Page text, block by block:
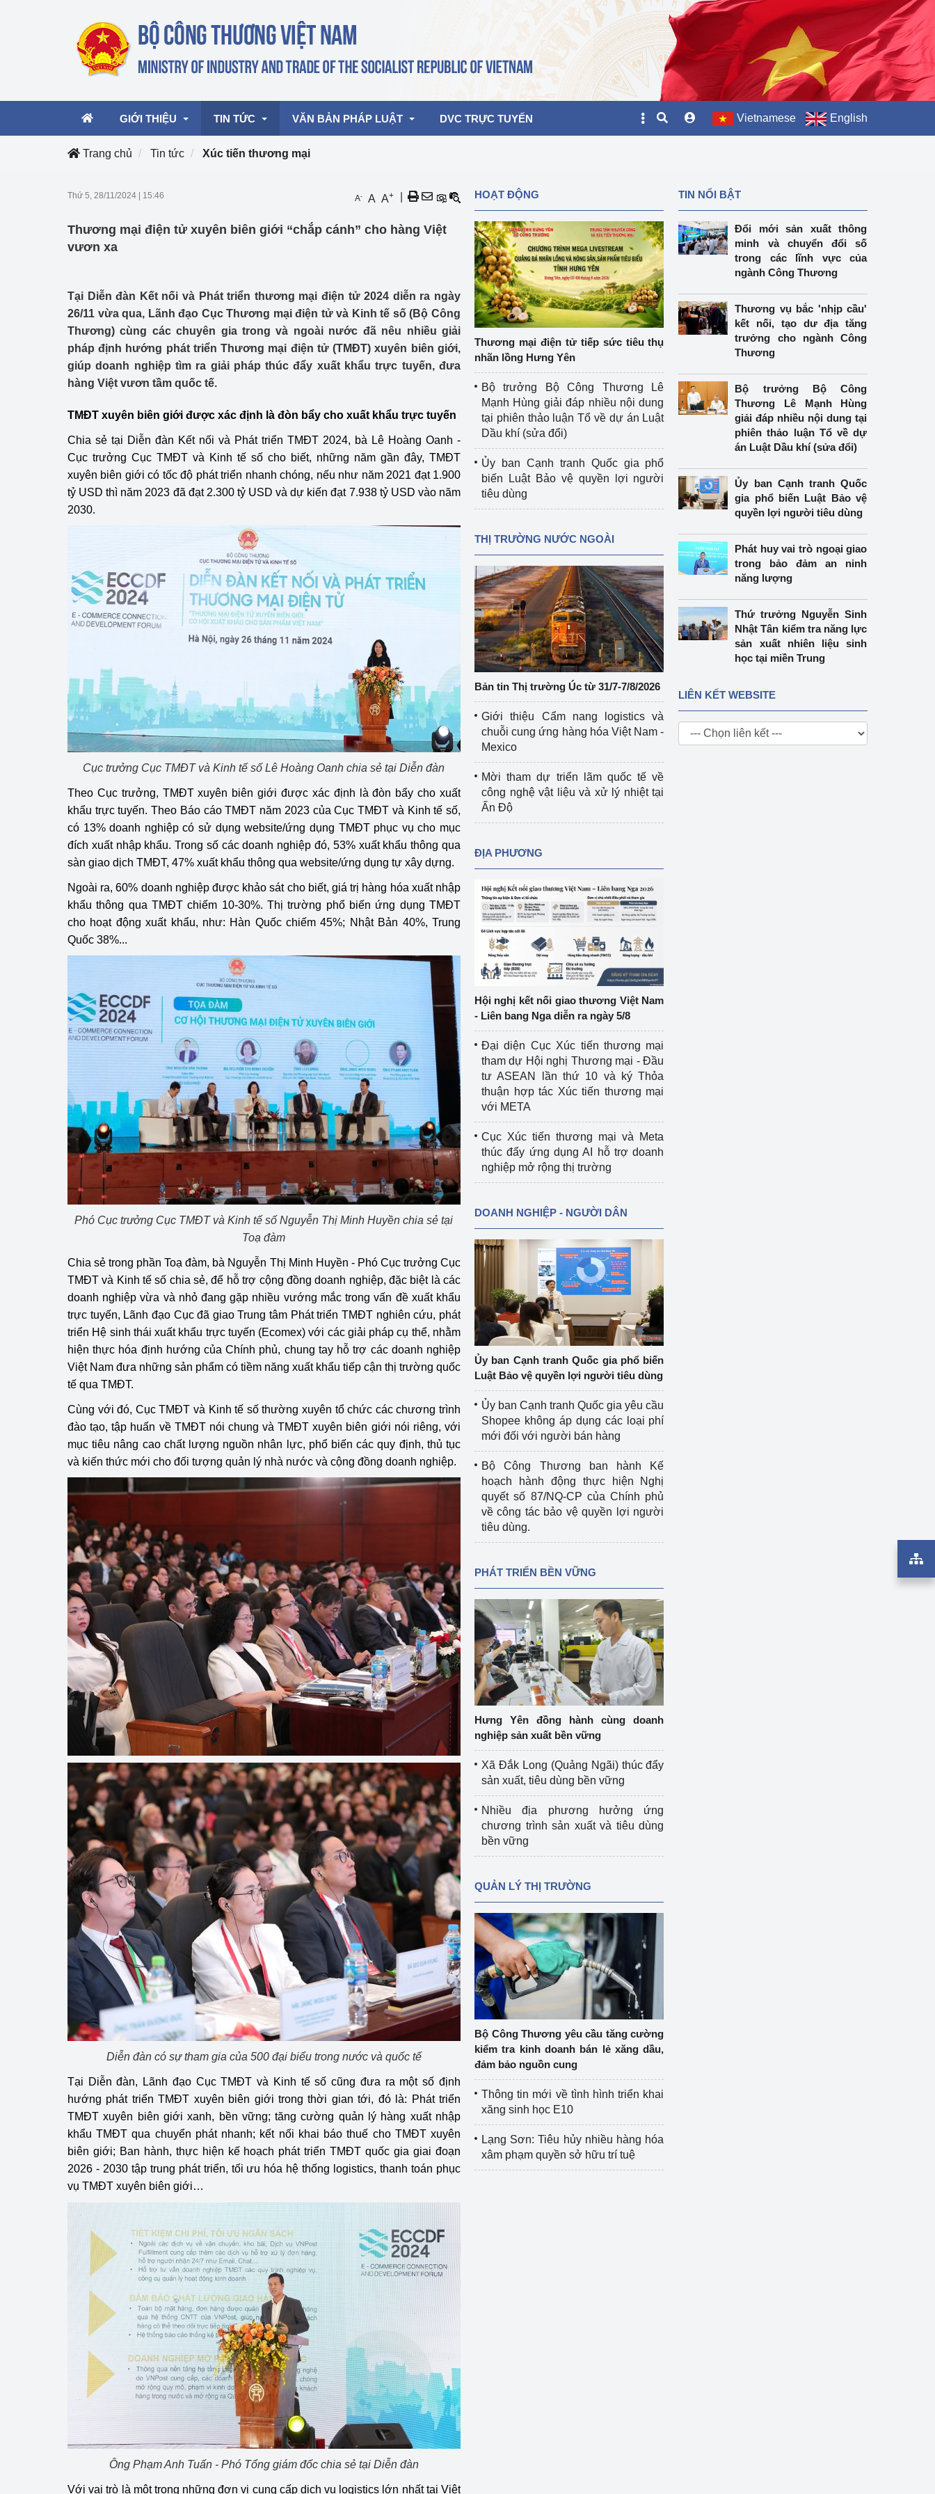
GIỚI THIỆU
Cơ cấu tổ chức
TIN TỨC
Hoạt động của Lãnh đạo Bộ
mại, Dịch vụ Việt Nam 2026
Hoạt động của Bộ trưởng
Công Thương - Công luận
Họp báo
Thông cáo báo chí
Chuyển đổi số
Lịch sử phát triển
Bản tin Thị trường Nông Lâm Thủy sản
Phát triển nguồn nhân lực
Phát triển bền vững
Tổ chức kiểm định
Tổ chức kiểm định kỹ thuật an toàn lao
Bộ Công Thương
động kiểm định thiết bị, dụng cụ điện
làm việc ở môi trường không có nguy
hiểm khí, bụi nổ
Cơ sở sản xuất, sửa chữa chai chứa
Tổ chức huấn luyện, bồi dưỡng
nghiệp vụ kiểm định kỹ thuật an toàn
lao động
Văn hóa ngành Công Thương
Tái cơ cấu ngành Công Thương
Quản lý thị trường
Sử dụng năng lượng tiết kiệm và
hiệu quả
Hiệu quả năng lượng
Khoa học, công nghệ và đổi mới sáng
Thông báo
Bảo vệ môi trường Video bảo vệ môi trường
Album ảnh bảo vệ môi trường
Văn bản về môi trường
Đọc báo giúp bạn
Bảo vệ nền tảng tư tưởng của Đảng
Doanh nghiệp - Người dân
Xúc tiến thương mại Khu vực miền Bắc
Khu vực miền Trung
Khu vực miền Nam
Thị trường nước ngoàiHiệp định EVFTA
Thị trường châu Á – châu Phi
Thị trường châu Âu – châu Mỹ
Thị trường trong nước
Ngành Công Thương đưa nghị quyết
Phát triển công nghiệp Công nghiệp nền tảng
Sản xuất công nghiệp
Phát triển năng lượng
VĂN BẢN PHÁP LUẬT DVC TRỰC TUYẾN Vietnamese English
Trang chủ Tin tức Xúc tiến thương mại
Thứ 5, 28/11/2024 15:46 A- A A+
Thương mại điện tử xuyên biên giới “chắp cánh” cho hàng Việt
vươn xa
Tại Diễn đàn Kết nối và Phát triển thương mại điện tử 2024 diễn ra ngày
26/11 vừa qua, Lãnh đạo Cục Thương mại điện tử và Kinh tế số (Bộ Công
Thương) cùng các chuyên gia trong và ngoài nước đã nêu nhiều giải
pháp định hướng phát triển Thương mại điện tử (TMĐT) xuyên biên giới,
giúp doanh nghiệp tìm ra giải pháp thúc đẩy xuất khẩu trực tuyến, đưa
hàng Việt vươn tầm quốc tế.
TMĐT xuyên biên giới được xác định là đòn bẩy cho xuất khẩu trực tuyến
Chia sẻ tại Diễn đàn Kết nối và Phát triển TMĐT 2024, bà Lê Hoàng Oanh -
Cục trưởng Cục TMĐT và Kinh tế số cho biết, những năm gần đây, TMĐT
xuyên biên giới có tốc độ phát triển nhanh chóng, nếu như năm 2021 đạt 1.900
tỷ USD thì năm 2023 đã đạt 2.300 tỷ USD và dự kiến đạt 7.938 tỷ USD vào năm
2030.
Cục trưởng Cục TMĐT và Kinh tế số Lê Hoàng Oanh chia sẻ tại Diễn đàn
Theo Cục trưởng, TMĐT xuyên biên giới được xác định là đòn bẩy cho xuất
khẩu trực tuyến. Theo Báo cáo TMĐT năm 2023 của Cục TMĐT và Kinh tế số,
có 13% doanh nghiệp có sử dụng website/ứng dụng TMĐT phục vụ cho mục
đích xuất nhập khẩu. Trong số các doanh nghiệp đó, 53% xuất khẩu thông qua
sàn giao dịch TMĐT, 47% xuất khẩu thông qua website/ứng dụng tự xây dựng.
Ngoài ra, 60% doanh nghiệp được khảo sát cho biết, giá trị hàng hóa xuất nhập
khẩu thông qua TMĐT chiếm 10-30%. Thị trường phổ biến ứng dụng TMĐT
cho hoạt động xuất khẩu, như: Hàn Quốc chiếm 45%; Nhật Bản 40%, Trung
Quốc 38%...
Phó Cục trưởng Cục TMĐT và Kinh tế số Nguyễn Thị Minh Huyền chia sẻ tại
Toạ đàm
Chia sẻ trong phần Toạ đàm, bà Nguyễn Thị Minh Huyền - Phó Cục trưởng Cục
TMĐT và Kinh tế số chia sẻ, để hỗ trợ cộng đồng doanh nghiệp, đặc biệt là các
doanh nghiệp vừa và nhỏ đang gặp nhiều vướng mắc trong vấn đề xuất khẩu
trực tuyến, Lãnh đạo Cục đã giao Trung tâm Phát triển TMĐT nghiên cứu, phát
triển Hệ sinh thái xuất khẩu trực tuyến (Ecomex) với các giải pháp cụ thể, nhằm
hiện thực hóa định hướng của Chính phủ, chung tay hỗ trợ các doanh nghiệp
Việt Nam đưa những sản phẩm có tiềm năng xuất khẩu tiếp cận thị trường quốc
tế qua TMĐT.
Cùng với đó, Cục TMĐT và Kinh tế số thường xuyên tổ chức các chương trình
đào tạo, tập huấn về TMĐT nói chung và TMĐT xuyên biên giới nói riêng, với
mục tiêu nâng cao chất lượng nguồn nhân lực, phổ biến các quy định, thủ tục
và kiến thức mới cho đối tượng quản lý nhà nước và cộng đồng doanh nghiệp.
Diễn đàn có sự tham gia của 500 đại biểu trong nước và quốc tế
Tại Diễn đàn, Lãnh đạo Cục TMĐT và Kinh tế số cũng đưa ra một số định
hướng phát triển TMĐT xuyên biên giới trong thời gian tới, đó là: Phát triển
TMĐT xuyên biên giới xanh, bền vững; tăng cường quản lý hàng xuất nhập
khẩu TMĐT qua chuyển phát nhanh; kết nối khai báo thuế cho TMĐT xuyên
biên giới; Ban hành, thực hiện kế hoạch phát triển TMĐT quốc gia giai đoạn
2026 - 2030 tập trung phát triển, tối ưu hóa hệ thống logistics, thanh toán phục
vụ TMĐT xuyên biên giới…
Ông Phạm Anh Tuấn - Phó Tổng giám đốc chia sẻ tại Diễn đàn
Với vai trò là một trong những đơn vị cung cấp dịch vụ logistics lớn nhất tại Việt
HOẠT ĐỘNG
Thương mại điện tử tiếp sức tiêu thụ
nhãn lồng Hưng Yên
Bộ trưởng Bộ Công Thương Lê
Mạnh Hùng giải đáp nhiều nội dung
tại phiên thảo luận Tổ về dự án Luật
Dầu khí (sửa đổi)
Ủy ban Cạnh tranh Quốc gia phổ
biến Luật Bảo vệ quyền lợi người
tiêu dùng
THỊ TRƯỜNG NƯỚC NGOÀI
Bản tin Thị trường Úc từ 31/7-7/8/2026
Giới thiệu Cẩm nang logistics và
chuỗi cung ứng hàng hóa Việt Nam -
Mexico
Mời tham dự triển lãm quốc tế về
công nghệ vật liệu và xử lý nhiệt tại
Ấn Độ
ĐỊA PHƯƠNG
Hội nghị kết nối giao thương Việt Nam
- Liên bang Nga diễn ra ngày 5/8
Đại diện Cục Xúc tiến thương mại
tham dự Hội nghị Thương mại - Đầu
tư ASEAN lần thứ 10 và ký Thỏa
thuận hợp tác Xúc tiến thương mại
với META
Cục Xúc tiến thương mại và Meta
thúc đẩy ứng dụng AI hỗ trợ doanh
nghiệp mở rộng thị trường
DOANH NGHIỆP - NGƯỜI DÂN
Ủy ban Cạnh tranh Quốc gia phổ biến
Luật Bảo vệ quyền lợi người tiêu dùng
Ủy ban Cạnh tranh Quốc gia yêu cầu
Shopee không áp dụng các loại phí
mới đối với người bán hàng
Bộ Công Thương ban hành Kế
hoạch hành động thực hiện Nghị
quyết số 87/NQ-CP của Chính phủ
về công tác bảo vệ quyền lợi người
tiêu dùng.
PHÁT TRIỂN BỀN VỮNG
Hưng Yên đồng hành cùng doanh
nghiệp sản xuất bền vững
Xã Đắk Long (Quảng Ngãi) thúc đẩy
sản xuất, tiêu dùng bền vững
Nhiều địa phương hưởng ứng
chương trình sản xuất và tiêu dùng
bền vững
QUẢN LÝ THỊ TRƯỜNG
Bộ Công Thương yêu cầu tăng cường
kiểm tra kinh doanh bán lẻ xăng dầu,
đảm bảo nguồn cung
Thông tin mới về tình hình triển khai
xăng sinh học E10
Lạng Sơn: Tiêu hủy nhiều hàng hóa
xâm phạm quyền sở hữu trí tuệ
TIN NỔI BẬT
Đổi mới sản xuất thông
minh và chuyển đổi số
trong các lĩnh vực của
ngành Công Thương
Thương vụ bắc 'nhịp cầu'
kết nối, tạo dư địa tăng
trưởng cho ngành Công
Thương
Bộ trưởng Bộ Công
Thương Lê Mạnh Hùng
giải đáp nhiều nội dung tại
phiên thảo luận Tổ về dự
án Luật Dầu khí (sửa đổi)
Ủy ban Cạnh tranh Quốc
gia phổ biến Luật Bảo vệ
quyền lợi người tiêu dùng
Phát huy vai trò ngoại giao
trong bảo đảm an ninh
năng lượng
Thứ trưởng Nguyễn Sinh
Nhật Tân kiểm tra năng lực
sản xuất nhiên liệu sinh
học tại miền Trung
LIÊN KẾT WEBSITE